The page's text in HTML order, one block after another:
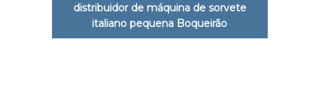
distribuidor de máquina de sorvete
italiano pequena Boqueirão